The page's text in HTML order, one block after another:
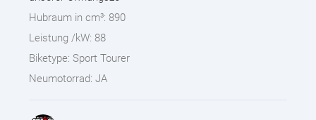
Hubraum in cm³: 890
Leistung /kW: 88
Biketype: Sport Tourer
Neumotorrad: JA